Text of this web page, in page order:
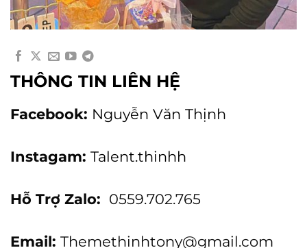
THÔNG TIN LIÊN HỆ
Facebook: Nguyễn Văn Thịnh
Instagam: Talent.thinhh
Hỗ Trợ Zalo: 0559.702.765
Email: Themethinhtony@gmail.com